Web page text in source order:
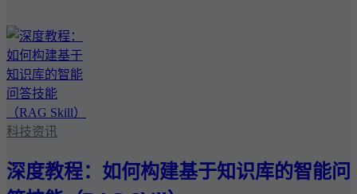
科技资讯
深度教程：如何构建基于知识库的智能问